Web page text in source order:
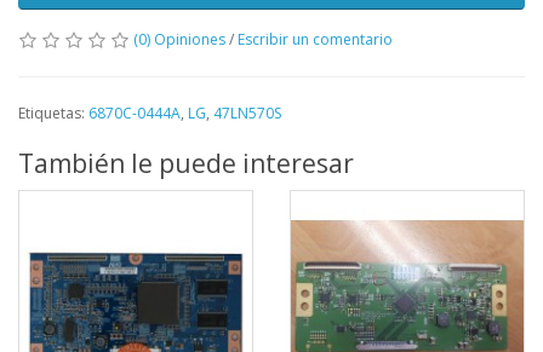
(0) Opiniones/ Escribir un comentario
Etiquetas: 6870C-0444A, LG, 47LN570S
También le puede interesar